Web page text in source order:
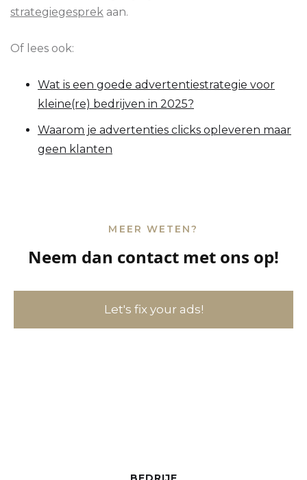
strategiegesprek aan.
Of lees ook:
Wat is een goede advertentiestrategie voor
kleine(re) bedrijven in 2025?
Waarom je advertenties clicks opleveren maar
geen klanten
MEER WETEN?
Neem dan contact met ons op!
Let's fix your ads!